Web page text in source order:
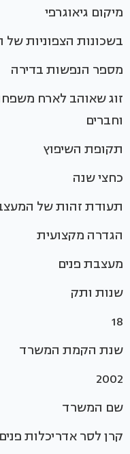
מיקום גיאוגרפי
בשכונות הצפוניות של
מספר הנפשות בדירה
זוג שאוהב לארח
וחברים
תקופת השיפוץ
כחצי שנה
תעודת זהות של
הגדרה מקצועית
מעצבת פנים
שנות ותק
18
שנת הקמת המשרד
2002
שם המשרד
קרן לסר אדריכלות פנים